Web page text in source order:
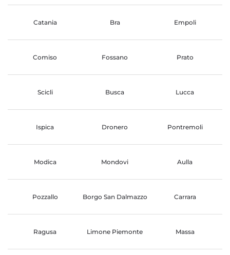
Catania Bra Empoli
Comiso Fossano Prato
Scicli Busca Lucca
Ispica Dronero Pontremoli
Modica Mondovi Aulla
Pozzallo Borgo San Dalmazzo Carrara
Ragusa Limone Piemonte Massa